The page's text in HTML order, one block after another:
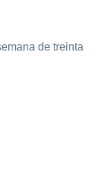
de treinta